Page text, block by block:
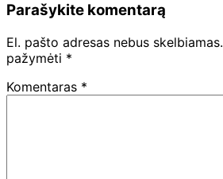
Parašykite komentarą
El. pašto adresas nebus skelbiamas.
pažymėti *
Komentaras *